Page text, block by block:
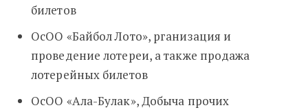
билетов
ОсОО «Байбол Лото», рганизация и
проведение лотереи, а также продажа
лотерейных билетов
ОсОО «Ала-Булак», Добыча прочих